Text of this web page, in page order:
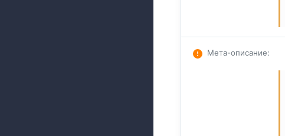
Мета-описание: